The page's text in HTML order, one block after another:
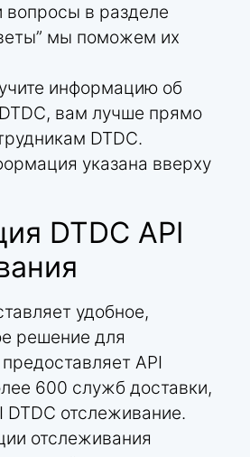
вопросы в разделе
мы поможем их
информацию об
вам лучше прямо
DTDC.
указана вверху
DTDC API
удобное,
решение для
API
600 служб доставки,
DTDC отслеживание.
отслеживания